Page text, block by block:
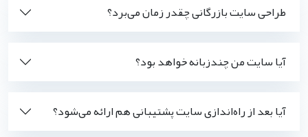
طراحی سایت بازرگانی چقدر زمان می‌برد؟
آیا سایت من چندزبانه خواهد بود؟
آیا بعد از راه‌اندازی سایت پشتیبانی هم ارائه می‌شود؟